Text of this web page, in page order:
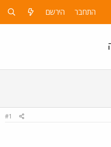
התחבר הירשם
#1